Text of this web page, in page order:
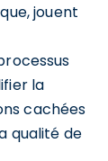
jouent
la
cachées
qualité de